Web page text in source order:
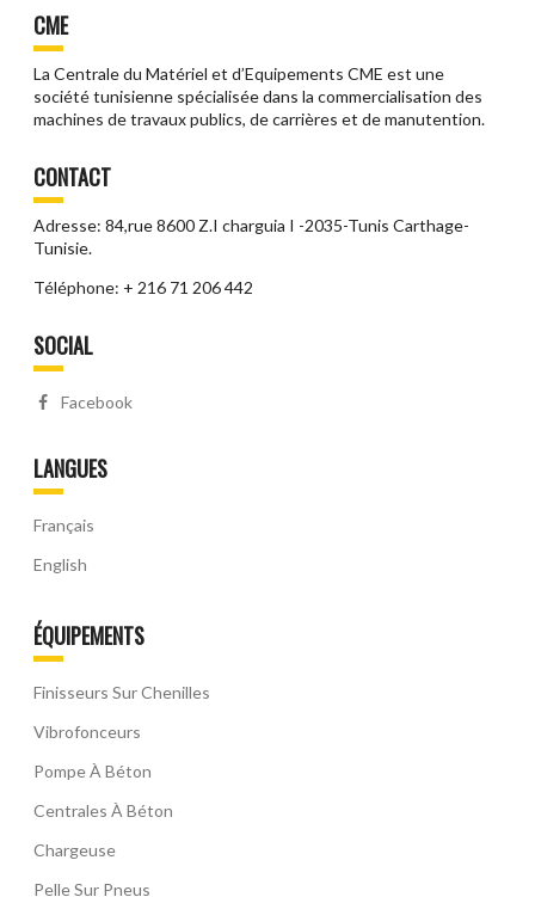
CME
La Centrale du Matériel et d’Equipements CME est une
société tunisienne spécialisée dans la commercialisation des
machines de travaux publics, de carrières et de manutention.
CONTACT
Adresse: 84,rue 8600 Z.I charguia I -2035-Tunis Carthage-
Tunisie.
Téléphone: + 216 71 206 442
SOCIAL
Facebook
LANGUES
Français
English
ÉQUIPEMENTS
Finisseurs Sur Chenilles
Vibrofonceurs
Pompe À Béton
Centrales À Béton
Chargeuse
Pelle Sur Pneus